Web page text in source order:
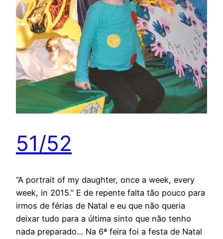
51/52
“A portrait of my daughter, once a week, every
week, in 2015.” E de repente falta tão pouco para
irmos de férias de Natal e eu que não queria
deixar tudo para a última sinto que não tenho
nada preparado… Na 6ª feira foi a festa de Natal